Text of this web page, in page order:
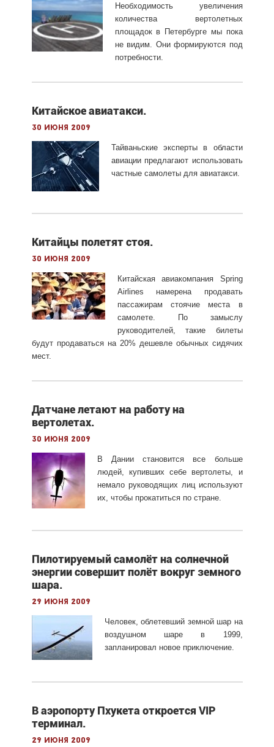
Необходимость увеличения
количества вертолетных
площадок в Петербурге мы пока
не видим. Они формируются под
потребности.
Китайское авиатакси.
30 июня 2009
Тайваньские эксперты в области
авиации предлагают использовать
частные самолеты для авиатакси.
Китайцы полетят стоя.
30 июня 2009
Китайская авиакомпания Spring
Airlines намерена продавать
пассажирам стоячие места в
самолете. По замыслу
руководителей, такие билеты
будут продаваться на 20% дешевле обычных сидячих
мест.
Датчане летают на работу на
вертолетах.
30 июня 2009
В Дании становится все больше
людей, купивших себе вертолеты, и
немало руководящих лиц используют
их, чтобы прокатиться по стране.
Пилотируемый самолёт на солнечной
энергии совершит полёт вокруг земного
шара.
29 июня 2009
Человек, облетевший земной шар на
воздушном шаре в 1999,
запланировал новое приключение.
В аэропорту Пхукета откроется VIP
терминал.
29 июня 2009